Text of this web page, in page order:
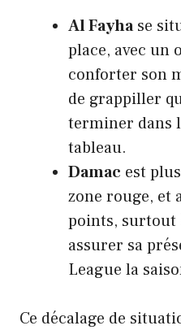
Al Fayhase
place, avec un
conforter son
de grappiller
terminer dans
tableau.
Damac est
zone rouge, et
points, surtout
assurer sa
League la
Ce décalage de